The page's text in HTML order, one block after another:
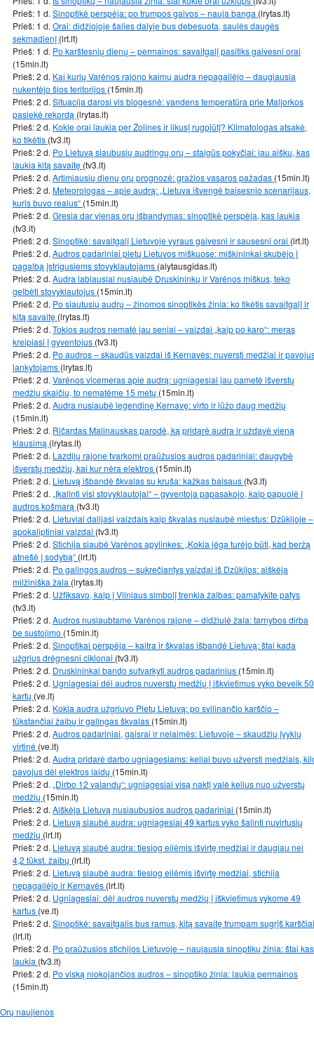
Prieš: 1 d. Sinoptikė perspėja: po trumpos gaivos – nauja banga (lrytas.lt)
Prieš: 1 d. Orai: didžiojoje šalies dalyje bus debesuota, saulės daugės
sekmadienį (lrt.lt)
Prieš: 1 d. Po karštesnių dienų – permainos: savaitgalį pasitiks gaivesni orai
(15min.lt)
Prieš: 2 d. Kai kurių Varėnos rajono kaimų audra nepagailėjo – daugiausia
nukentėjo šios teritorijos (15min.lt)
Prieš: 2 d. Situacija darosi vis blogesnė: vandens temperatūra prie Maljorkos
pasiekė rekordą (lrytas.lt)
Prieš: 2 d. Kokie orai laukia per Žolines ir likusį rugpjūtį? Klimatologas atsakė,
ko tikėtis (tv3.lt)
Prieš: 2 d. Po Lietuvą siaubusių audringų orų – staigūs pokyčiai: jau aišku, kas
laukia kitą savaitę (tv3.lt)
Prieš: 2 d. Artimiausių dienų orų prognozė: gražios vasaros pažadas (15min.lt)
Prieš: 2 d. Meteorologas – apie audrą: „Lietuva išvengė baisesnio scenarijaus,
kuris buvo realus“ (15min.lt)
Prieš: 2 d. Gresia dar vienas orų išbandymas: sinoptikė perspėja, kas laukia
(tv3.lt)
Prieš: 2 d. Sinoptikė: savaitgalį Lietuvoje vyraus gaivesni ir sausesni orai (lrt.lt)
Prieš: 2 d. Audros padariniai pietų Lietuvos miškuose: miškininkai skubėjo į
pagalbą įstrigusiems stovyklautojams (alytausgidas.lt)
Prieš: 2 d. Audra labiausiai nusiaubė Druskininkų ir Varėnos miškus, teko
gelbėti stovyklautojus (15min.lt)
Prieš: 2 d. Po siautusių audrų – žinomos sinoptikės žinia: ko tikėtis savaitgalį ir
kitą savaitę (lrytas.lt)
Prieš: 2 d. Tokios audros nematė jau seniai – vaizdai „kaip po karo“: meras
kreipiasi į gyventojus (tv3.lt)
Prieš: 2 d. Po audros – skaudūs vaizdai iš Kernavės: nuversti medžiai ir
lankytojams (lrytas.lt)
Prieš: 2 d. Varėnos vicemeras apie audrą: ugniagesiai jau pametė išverstų
medžių skaičių, to nematėme 15 metų (15min.lt)
Prieš: 2 d. Audra nusiaubė legendinę Kernavę: virto ir lūžo daug medžių
(15min.lt)
Prieš: 2 d. Ričardas Malinauskas parodė, ką pridarė audra ir uždavė vieną
klausimą (lrytas.lt)
Prieš: 2 d. Lazdijų rajone tvarkomi praūžusios audros padariniai: daugybė
išverstų medžių, kai kur nėra elektros (15min.lt)
Prieš: 2 d. Lietuvą išbandė škvalas su kruša: kažkas baisaus (tv3.lt)
Prieš: 2 d. „Įkalinti visi stovyklautojai“ – gyventoja papasakojo, kaip papuolė į
audros košmarą (tv3.lt)
Prieš: 2 d. Lietuviai dalijasi vaizdais kaip škvalas nusiaubė miestus: Dzūkijoje –
apokaliptiniai vaizdai (tv3.lt)
Prieš: 2 d. Stichija siaubė Varėnos apylinkes: „Kokia jėga turėjo būti, kad beržą
atnešė į sodybą“ (lrt.lt)
Prieš: 2 d. Po galingos audros – sukrečiantys vaizdai iš Dzūkijos: aiškėja
milžiniška žala (lrytas.lt)
Prieš: 2 d. Užfiksavo, kaip į Vilniaus simbolį trenkia žaibas: pamatykite patys
(tv3.lt)
Prieš: 2 d. Audros nusiaubtame Varėnos rajone – didžiulė žala: tarnybos dirba
be sustojimo (15min.lt)
Prieš: 2 d. Sinoptikai perspėja – kaitra ir škvalas išbandė Lietuvą: štai kada
užgrius drėgnesni ciklonai (tv3.lt)
Prieš: 2 d. Druskininkai bando sutvarkyti audros padarinius (15min.lt)
Prieš: 2 d. Ugniagesiai dėl audros nuverstų medžių į iškvietimus vyko beveik 50
kartų (ve.lt)
Prieš: 2 d. Kokia audra užgriuvo Pietų Lietuvą: po svilinančio karščio –
tūkstančiai žaibų ir galingas škvalas (15min.lt)
Prieš: 2 d. Audros padariniai, gaisrai ir nelaimės: Lietuvoje – skaudžių įvykių
virtinė (ve.lt)
Prieš: 2 d. Audra pridarė darbo ugniagesiams: keliai buvo užversti medžiais,
pavojus dėl elektros laidų (15min.lt)
Prieš: 2 d. „Dirbo 12 valandų“: ugniagesiai visą naktį valė kelius nuo užverstų
medžių (15min.lt)
Prieš: 2 d. Aiškėja Lietuvą nusiaubusios audros padariniai (15min.lt)
Prieš: 2 d. Lietuvą siaubė audra: ugniagesiai 49 kartus vyko šalinti nuvirtusių
medžių (lrt.lt)
Prieš: 2 d. Lietuvą siaubė audra: tiesiog eilėmis išvirtę medžiai ir daugiau nei
4,2 tūkst. žaibų (lrt.lt)
Prieš: 2 d. Lietuvą siaubė audra: tiesiog eilėmis išvirtę medžiai, stichija
nepagailėjo ir Kernavės (lrt.lt)
Prieš: 2 d. Ugniagesiai: dėl audros nuverstų medžių į iškvietimus vykome 49
kartus (ve.lt)
Prieš: 2 d. Sinoptikė: savaitgalis bus ramus, kitą savaitę trumpam sugrįš karščiai
(lrt.lt)
Prieš: 2 d. Po praūžusios stichijos Lietuvoje – naujausia sinoptikų žinia: štai kas
laukia (tv3.lt)
Prieš: 2 d. Po viską niokojančios audros – sinoptiko žinia: laukia permainos
(15min.lt)
Orų naujienos